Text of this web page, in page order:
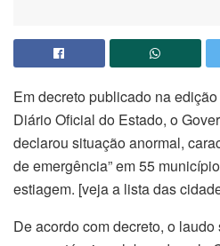
Em decreto publicado na
Diário Oficial do Estado, o
declarou situação anormal,
de emergência” em 55
estiagem. [veja a lista das
De acordo com decreto, o